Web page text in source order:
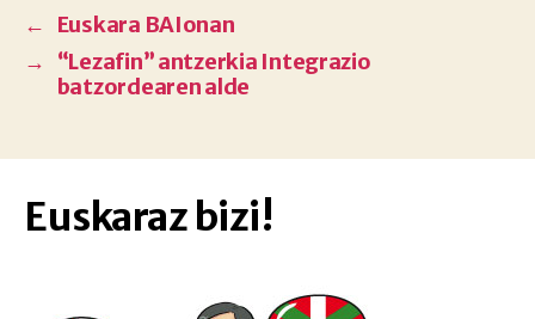
←
Euskara BAIonan
→
“Lezafin” antzerkia Integrazio
batzordearen alde
Euskaraz bizi!